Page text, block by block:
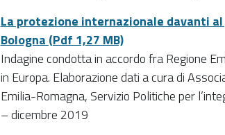
La protezione internazionale davanti
Bologna (Pdf 1,27 MB)
Indagine condotta in accordo fra Regione
in Europa. Elaborazione dati a cura di
Emilia-Romagna, Servizio Politiche per
– dicembre 2019